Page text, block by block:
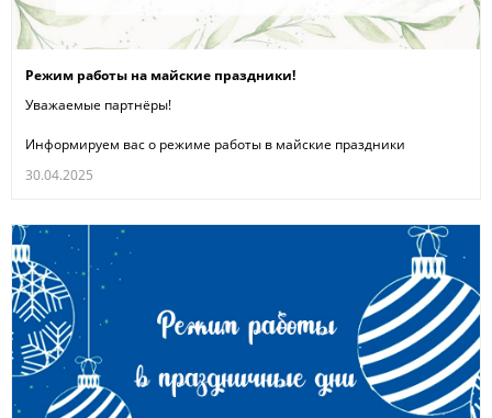
Режим работы на майские праздники!
Уважаемые партнёры!
Информируем вас о режиме работы в майские праздники
30.04.2025